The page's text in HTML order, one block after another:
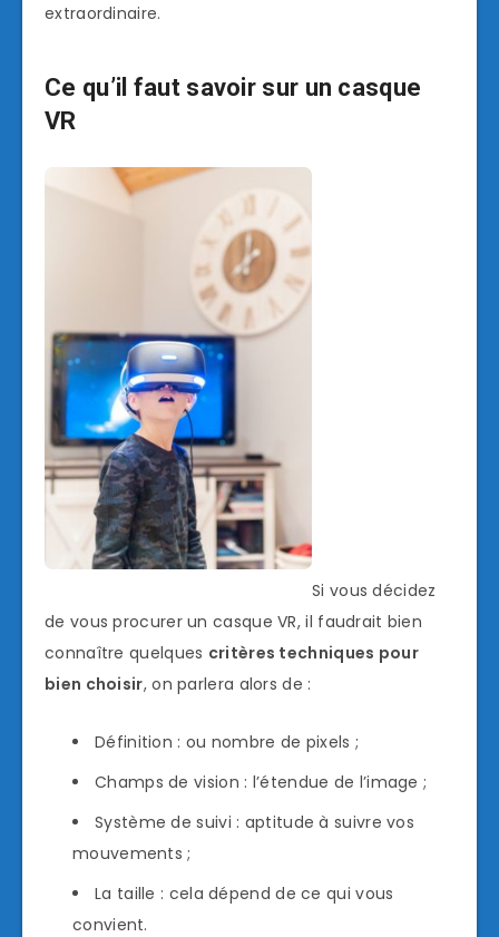
extraordinaire.
Ce qu’il faut savoir sur un casque
VR
Si vous décidez
de vous procurer un casque VR, il faudrait bien
connaître quelques critères techniques pour
bien choisir, on parlera alors de :
Définition : ou nombre de pixels ;
Champs de vision : l’étendue de l’image ;
Système de suivi : aptitude à suivre vos
mouvements ;
La taille : cela dépend de ce qui vous
convient.